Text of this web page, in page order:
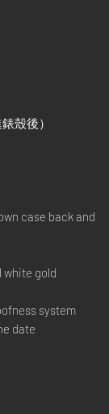
殼後）
case back and
white gold
system
date